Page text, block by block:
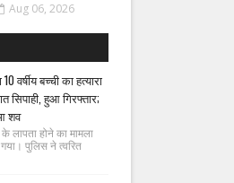
Aug 06, 2026
वर्षीय बच्ची का हत्यारा
सिपाही, हुआ गिरफ्तार;
शव
लापता होने का मामला
पुलिस ने त्वरित